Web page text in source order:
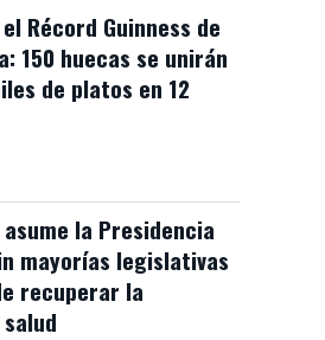
Récord Guinness de
150 huecas se unirán
de platos en 12
la Presidencia
mayorías legislativas
recuperar la